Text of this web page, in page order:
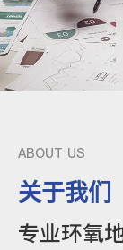
ABOUT US
关于我们
专业环氧